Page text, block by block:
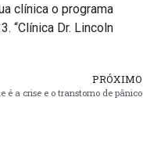
clínica o programa
“Clínica Dr. Lincoln
PRÓXIMO
é a crise e o transtorno de pânico